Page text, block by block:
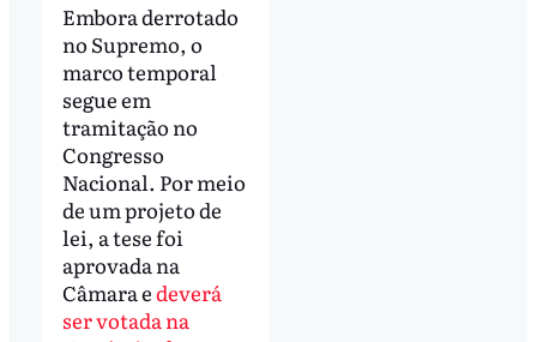
Embora derrotado
no Supremo, o
marco temporal
segue em
tramitação no
Congresso
Nacional. Por meio
de um projeto de
lei, a tese foi
aprovada na
Câmara edeverá
ser votada na